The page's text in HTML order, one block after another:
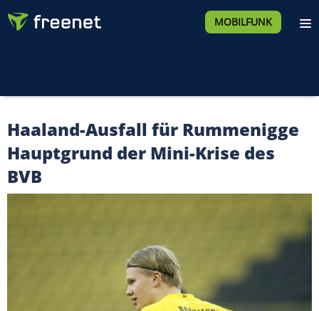
MOBILFUNK
Haaland-Ausfall für Rummenigge
Hauptgrund der Mini-Krise des
BVB